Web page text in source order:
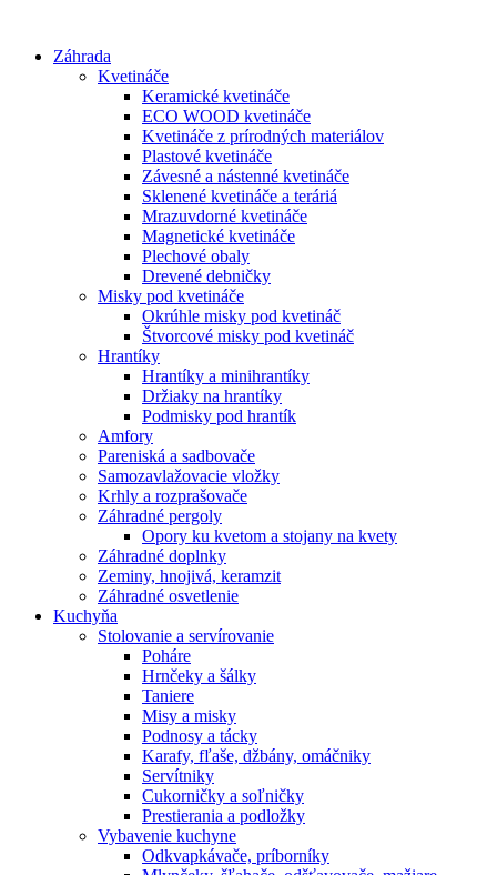
obsah
Záhrada
Kvetináče
Keramické kvetináče
ECO WOOD kvetináče
Kvetináče z prírodných materiálov
Plastové kvetináče
Závesné a nástenné kvetináče
Sklenené kvetináče a teráriá
Mrazuvdorné kvetináče
Magnetické kvetináče
Plechové obaly
Drevené debničky
Misky pod kvetináče
Okrúhle misky pod kvetináč
Štvorcové misky pod kvetináč
Hrantíky
Hrantíky a minihrantíky
Držiaky na hrantíky
Podmisky pod hrantík
Amfory
Pareniská a sadbovače
Samozavlažovacie vložky
Krhly a rozprašovače
Záhradné pergoly
Opory ku kvetom a stojany na kvety
Záhradné doplnky
Zeminy, hnojivá, keramzit
Záhradné osvetlenie
Kuchyňa
Stolovanie a servírovanie
Poháre
Hrnčeky a šálky
Taniere
Misy a misky
Podnosy a tácky
Karafy, fľaše, džbány, omáčniky
Servítniky
Cukorničky a soľničky
Prestierania a podložky
Vybavenie kuchyne
Odkvapkávače, príborníky